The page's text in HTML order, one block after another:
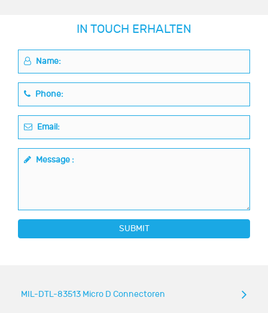
IN TOUCH ERHALTEN
Name:
Phone:
Email:
Message :
SUBMIT
MIL-DTL-83513 Micro D Connectoren